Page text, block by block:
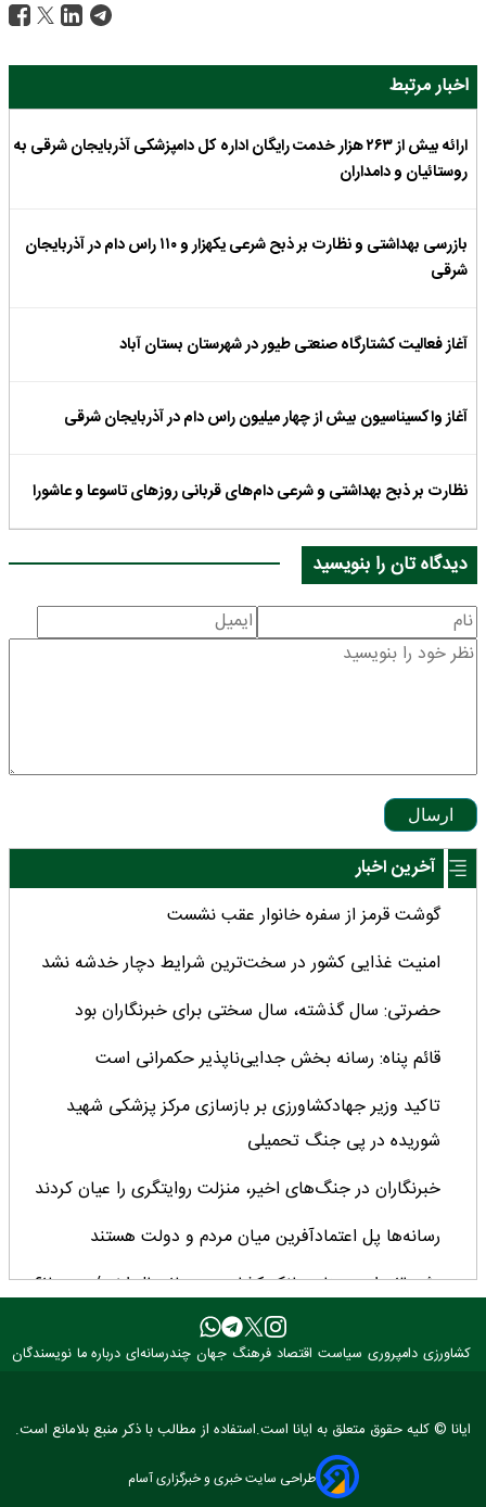
اخبار مرتبط
ارائه بیش از ۲۶۳ هزار خدمت رایگان اداره کل دامپزشکی آذربایجان شرقی به
روستائیان و دامداران
بازرسی بهداشتی و نظارت بر ذبح شرعی یکهزار و ۱۱۰ راس دام در آذربایجان
شرقی
آغاز فعالیت کشتارگاه صنعتی طیور در شهرستان بستان آباد
آغاز واکسیناسیون بیش از چهار میلیون راس دام در آذربایجان شرقی
نظارت بر ذبح بهداشتی و شرعی دام‌های قربانی روزهای تاسوعا و عاشورا
دیدگاه تان را بنویسید
ارسال
آخرین اخبار
گوشت قرمز از سفره خانوار عقب نشست
امنیت غذایی کشور در سخت‌ترین شرایط دچار خدشه نشد
حضرتی: سال گذشته، سال سختی برای خبرنگاران بود
قائم پناه: رسانه بخش جدایی‌ناپذیر حکمرانی است
تاکید وزیر جهادکشاورزی بر بازسازی مرکز پزشکی شهید
شوریده در پی جنگ تحمیلی
خبرنگاران در جنگ‌های اخیر، منزلت روایتگری را عیان کردند
رسانه‌ها پل اعتمادآفرین میان مردم و دولت هستند
رشد ۳ برابری منابع بانک کشاورزی در ۲ سال اخیر/ سهم ۶۲
درصدی این بانک از تأمین مالی بخش کشاورزی
تحول نظام قیمت‌گذاری، کیفیت تولیدات را متحول کرد/
با اجرای قاعده قبض انبار ۳.۵ میلیون تن کالا وارد کشور شد
کشاورزی دامپروری سیاست اقتصاد فرهنگ جهان چندرسانه‌ای درباره ما نویسندگان
ایانا © کلیه حقوق متعلق به ایانا است.استفاده از مطالب با ذکر منبع بلامانع است.
طراحی سایت خبری و خبرگزاری آسام